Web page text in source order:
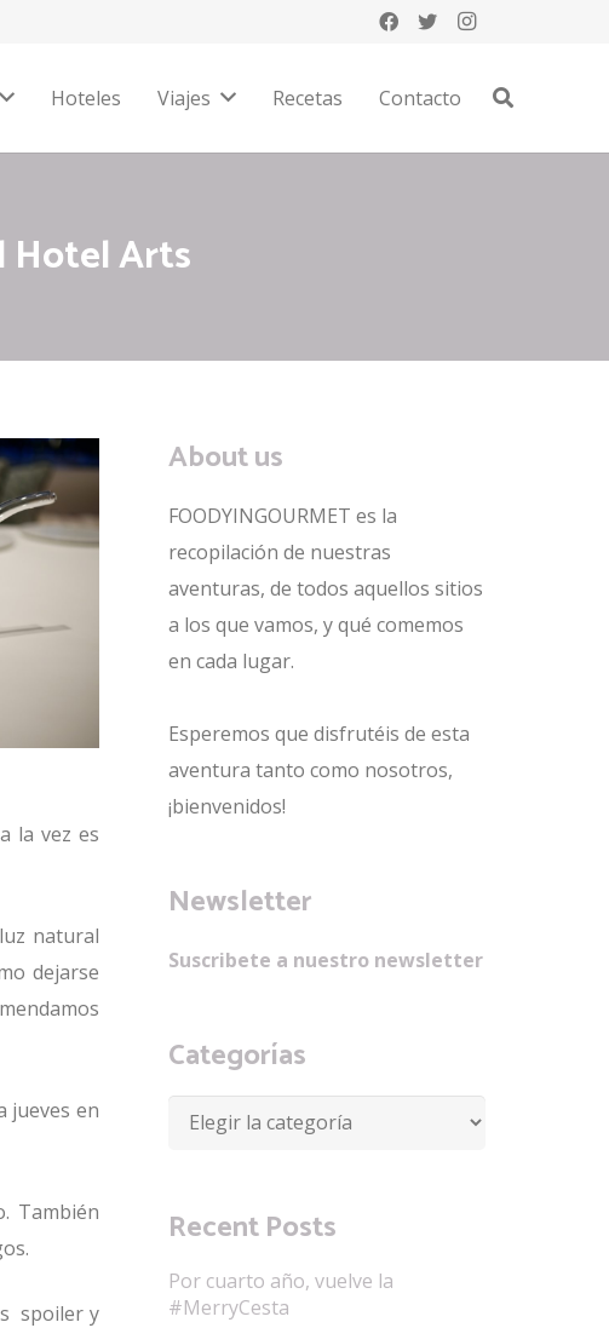
Hoteles Viajes Recetas Contacto
Hotel Arts
la vez es
natural
dejarse
jueves en
También
spoiler y
About us
FOODYINGOURMET es la
recopilación de nuestras
aventuras, de todos aquellos sitios
a los que vamos, y qué comemos
en cada lugar.
Esperemos que disfrutéis de esta
aventura tanto como nosotros,
¡bienvenidos!
Newsletter
Suscribete a nuestro newsletter
Categorías
Categorías
Recent Posts
Por cuarto año, vuelve la
#MerryCesta